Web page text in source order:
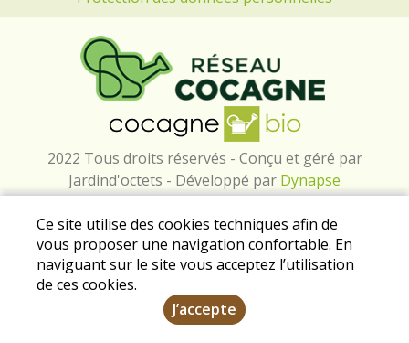
2022 Tous droits réservés - Conçu et géré par
Jardind'octets - Développé par Dynapse
Ce site utilise des cookies techniques afin de
vous proposer une navigation confortable. En
naviguant sur le site vous acceptez l’utilisation
de ces cookies.
J’accepte